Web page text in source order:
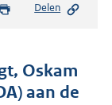
Delen
Oskam
aan de